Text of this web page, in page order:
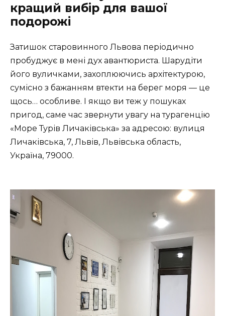
кращий вибір для вашої
подорожі
Затишок старовинного Львова періодично
пробуджує в мені дух авантюриста. Шарудіти
його вуличками, захоплюючись архітектурою,
сумісно з бажанням втекти на берег моря — це
щось… особливе. І якщо ви теж у пошуках
пригод, саме час звернути увагу на турагенцію
«Море Турів Личаківська» за адресою: вулиця
Личаківська, 7, Львів, Львівська область,
Україна, 79000.